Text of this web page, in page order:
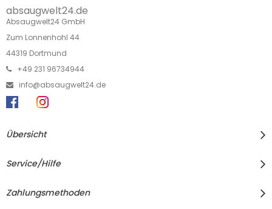
absaugwelt24.de
Absaugwelt24 GmbH
Zum Lonnenhohl 44
44319 Dortmund
+49 231 96734944
info@absaugwelt24.de
Übersicht
Service/Hilfe
Zahlungsmethoden